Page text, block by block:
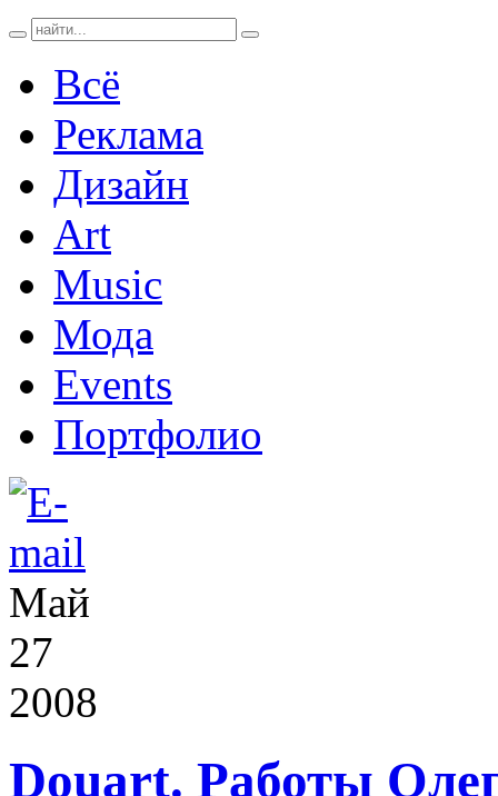
Всё
Реклама
Дизайн
Art
Music
Мода
Events
Портфолио
Май
27
2008
Douart. Работы